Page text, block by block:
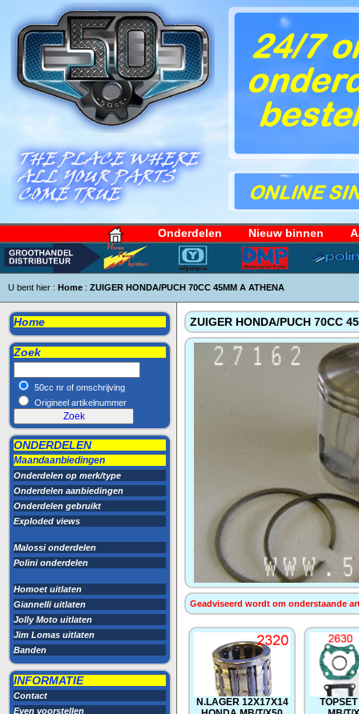
Onderdelen Nieuw binnen
U bent hier : Home : ZUIGER HONDA/PUCH 70CC 45MM A ATHENA
Home
Zoek
50cc nr of omschrijving
Origineel artikelnummer
ONDERDELEN
Maandaanbiedingen
Onderdelen op merk/type
Onderdelen aanbiedingen
Onderdelen gebruikt
Exploded views
Malossi onderdelen
Polini onderdelen
Homoet uitlaten
Giannelli uitlaten
Jolly Moto uitlaten
Jim Lomas uitlaten
Banden
INFORMATIE
Contact
Even voorstellen
ZUIGER HONDA/PUCH 70CC
Geadviseerd wordt om onderstaande
N.LAGER 12X17X14